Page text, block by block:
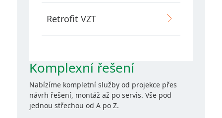
Retrofit VZT
Komplexní řešení
Nabízíme kompletní služby od projekce přes
návrh řešení, montáž až po servis. Vše pod
jednou střechou od A po Z.